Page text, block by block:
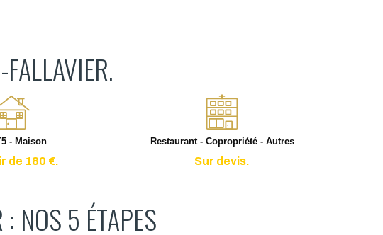
- Maison
de 180 €.
Restaurant - Copropriété - Autres
Sur devis.
NOS 5 ÉTAPES